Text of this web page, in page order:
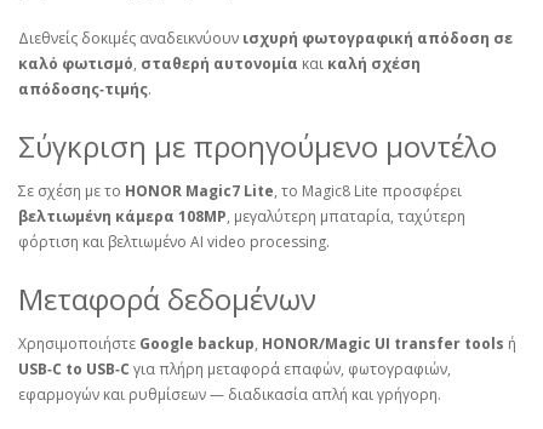
Διεθνείς δοκιμές αναδεικνύουν ισχυρή φωτογραφική απόδοση σε
καλό φωτισμό, σταθερή αυτονομία και καλή σχέση
απόδοσης‑τιμής.
Σύγκριση με προηγούμενο μοντέλο
Σε σχέση με το HONOR Magic7 Lite, το Magic8 Lite προσφέρει
βελτιωμένη κάμερα 108MP, μεγαλύτερη μπαταρία, ταχύτερη
φόρτιση και βελτιωμένο AI video processing.
Μεταφορά δεδομένων
Χρησιμοποιήστε Google backup, HONOR/Magic UI transfer tools ή
USB‑C to USB‑C για πλήρη μεταφορά επαφών, φωτογραφιών,
εφαρμογών και ρυθμίσεων — διαδικασία απλή και γρήγορη.